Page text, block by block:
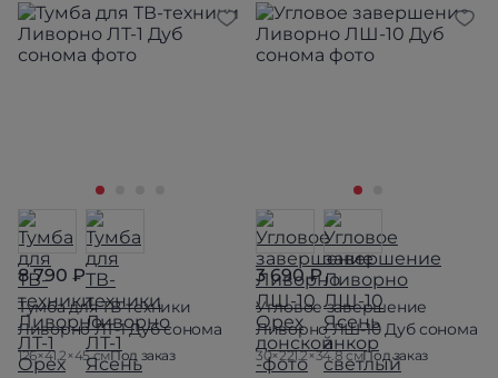
8 790 ₽
Тумба для ТВ-техники
Ливорно ЛТ-1 Дуб сонома
126×41.2×45 смПод заказ
3 690 ₽
Угловое завершение
Ливорно ЛШ-10 Дуб сонома
30×221.2×34.8 смПод заказ